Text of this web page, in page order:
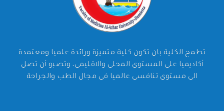
تطمح الكلية بان تكون كلية متميزة ورائدة علميا ومعتمدة
أكاديميا على المستوى المحلى والاقليمى، وتصبو أن تصل
الى مستوى تنافسى عالميا فى مجال الطب والجراحة